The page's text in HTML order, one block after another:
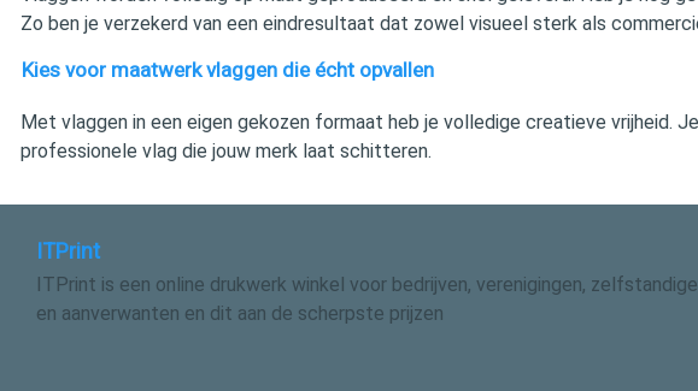
Zo ben je verzekerd van een eindresultaat dat zowel visueel sterk als
Kies voor maatwerk vlaggen die écht opvallen
Met vlaggen in een eigen gekozen formaat heb je volledige creatieve vrijheid.
professionele vlag die jouw merk laat schitteren.
ITPrint
ITPrint is een online drukwerk winkel voor bedrijven, verenigingen,
en aanverwanten en dit aan de scherpste prijzen